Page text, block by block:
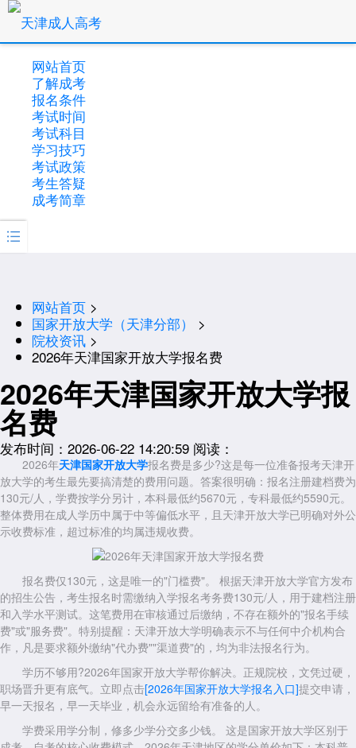
网站首页
了解成考
报名条件
考试时间
考试科目
学习技巧
考试政策
考生答疑
成考简章

网站首页 >
国家开放大学（天津分部）
>
院校资讯 >
2026年天津国家开放大学报名费
2026年天津国家开放大学报
名费
发布时间：2026-06-22 14:20:59 阅读：
2026年天津国家开放大学报名费是多少?这是每一位准备报考天津开
放大学的考生最先要搞清楚的费用问题。答案很明确：报名注册建档费为
130元/人，学费按学分另计，本科最低约5670元，专科最低约5590元。
整体费用在成人学历中属于中等偏低水平，且天津开放大学已明确对外公
示收费标准，超过标准的均属违规收费。
报名费仅130元，这是唯一的"门槛费"。 根据天津开放大学官方发布
的招生公告，考生报名时需缴纳入学报名考务费130元/人，用于建档注册
和入学水平测试。这笔费用在审核通过后缴纳，不存在额外的"报名手续
费"或"服务费"。特别提醒：天津开放大学明确表示不与任何中介机构合
作，凡是要求额外缴纳"代办费""渠道费"的，均为非法报名行为。
学历不够用?2026年国家开放大学帮你解决。正规院校，文凭过硬，
职场晋升更有底气。立即点击[2026年国家开放大学报名入口]提交申请，
早一天报名，早一天毕业，机会永远留给有准备的人。
学费采用学分制，修多少学分交多少钱。 这是国家开放大学区别于